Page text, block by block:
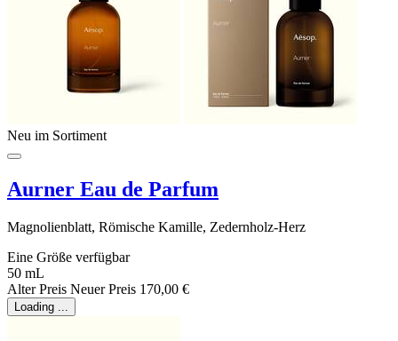
Neu im Sortiment
Aurner Eau de Parfum
Magnolienblatt, Römische Kamille, Zedernholz-Herz
Eine Größe verfügbar
50 mL
Alter Preis Neuer Preis 170,00 €
Loading ...